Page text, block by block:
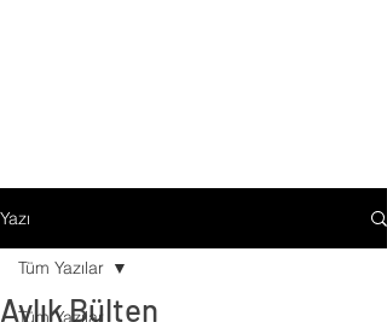
Yazı
Tüm Yazılar
Tüm Yazılar
Aylık Bülten